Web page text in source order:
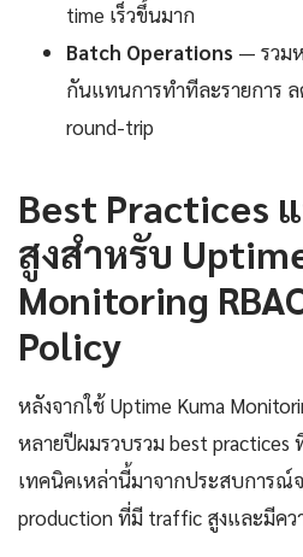
time เร็วขึ้นมาก
Batch Operations — รวม
กันแทนการทำทีละรายการ
round-trip
Best Practices
สูงสำหรับ
Monitoring
Policy
หลังจากใช้ Uptime Kuma
หลายปีผมรวบรวม best
เทคนิคเหล่านี้มาจากประสบการ
production ที่มี traffic สูงและมีค